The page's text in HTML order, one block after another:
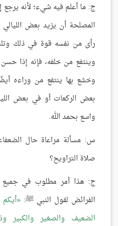
ج: ما أعلم فيه شيء؛ لأنه يرجع
المصلحة أن يزيد بعض
رأى من نفسه قوة في ذلك
وينتفع من خلفه، فإنه إذا
وخشع بها ينتفع من وراءه
بعض الركعات أو في بعض
واسع بحمد الله.
س: مسألة مراعاة حال
صلاة التراويح؟
ج: هذا أمر مطلوب في جميع
الفرائض لقول النبي ﷺ:
الضعيف والصغير والكبير